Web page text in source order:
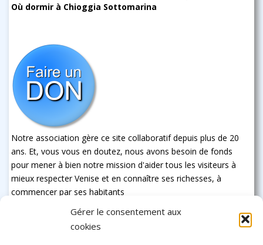
Gérer le consentement aux
cookies
Où dormir à Chioggia Sottomarina
Notre association gère ce site collaboratif depuis plus de 20
ans. Et, vous vous en doutez, nous avons besoin de fonds
pour mener à bien notre mission d'aider tous les visiteurs à
mieux respecter Venise et en connaître ses richesses, à
commencer par ses habitants